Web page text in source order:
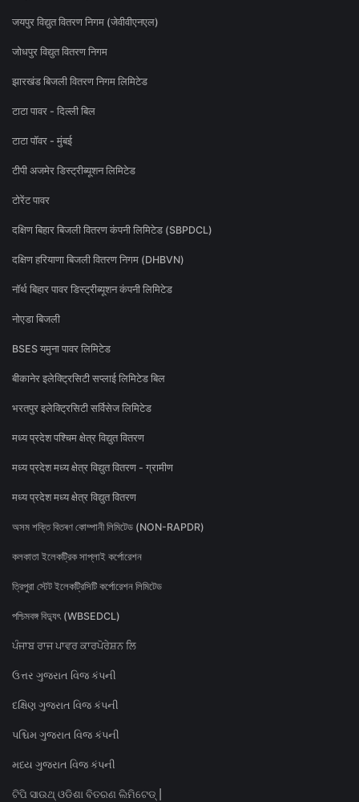
जयपुर विद्युत वितरण निगम (जेवीवीएनएल)
जोधपुर विद्युत वितरण निगम
झारखंड बिजली वितरण निगम लिमिटेड
टाटा पावर - दिल्ली बिल
टाटा पॉवर - मुंबई
टीपी अजमेर डिस्ट्रीब्यूशन लिमिटेड
टोरेंट पावर
दक्षिण बिहार बिजली वितरण कंपनी लिमिटेड (SBPDCL)
दक्षिण हरियाणा बिजली वितरण निगम (DHBVN)
नॉर्थ बिहार पावर डिस्ट्रीब्यूशन कंपनी लिमिटेड
नोएडा बिजली
BSES यमुना पावर लिमिटेड
बीकानेर इलेक्ट्रिसिटी सप्लाई लिमिटेड बिल
भरतपुर इलेक्ट्रिसिटी सर्विसेज लिमिटेड
मध्य प्रदेश पश्चिम क्षेत्र विद्युत वितरण
मध्य प्रदेश मध्य क्षेत्र विद्युत वितरण - ग्रामीण
मध्य प्रदेश मध्य क्षेत्र विद्युत वितरण
অসম শক্তি বিতৰণ কোম্পানী লিমিটেড (NON-RAPDR)
কলকাতা ইলেকট্রিক সাপ্লাই কর্পোরেশন
ত্রিপুরা স্টেট ইলেকট্রিসিটি কর্পোরেশন লিমিটেড
পশ্চিমবঙ্গ বিদ্যুৎ (WBSEDCL)
ਪੰਜਾਬ ਰਾਜ ਪਾਵਰ ਕਾਰਪੋਰੇਸ਼ਨ ਲਿ
ઉત્તર ગુજરાત વિજ કંપની
દક્ષિણ ગુજરાત વિજ કંપની
પશ્ચિમ ગુજરાત વિજ કંપની
મધ્ય ગુજરાત વિજ કંપની
ଟିପି ସାଉଥ୍ ଓଡିଶା ବିତରଣ ଲିମିଟେଡ୍ |